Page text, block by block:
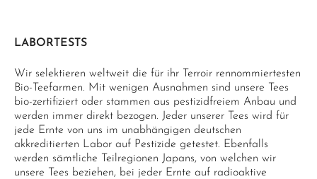
LABORTESTS
Wir selektieren weltweit die für ihr Terroir rennommiertesten
Bio-Teefarmen. Mit wenigen Ausnahmen sind unsere Tees
bio-zertifiziert oder stammen aus pestizidfreiem Anbau und
werden immer direkt bezogen. Jeder unserer Tees wird für
jede Ernte von uns im unabhängigen deutschen
akkreditierten Labor auf Pestizide getestet. Ebenfalls
werden sämtliche Teilregionen Japans, von welchen wir
unsere Tees beziehen, bei jeder Ernte auf radioaktive